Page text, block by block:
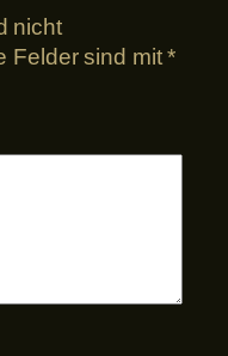
nicht
Felder sind mit*